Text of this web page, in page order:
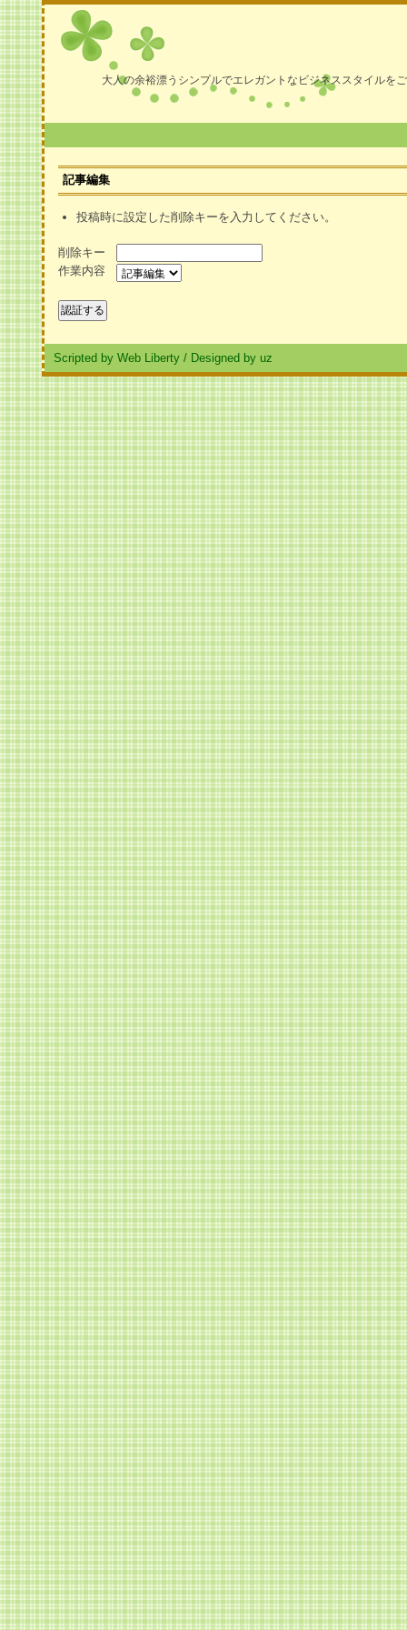
大人の余裕漂うシンプルでエレガントなビジネススタイルを
記事編集
投稿時に設定した削除キーを入力してください。
削除キー
作業内容
Scripted by Web Liberty / Designed by uz